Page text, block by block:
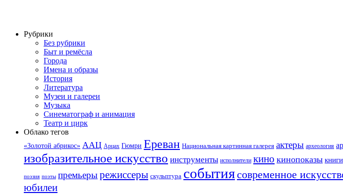
Рубрики
Без рубрики
Быт и ремёсла
Города
Имена и образы
История
Литература
Музеи и галереи
Музыка
Синематограф и анимация
Театр и цирк
Облако тегов
«Золотой абрикос» ААЦ Арцах Гюмри Ереван Национальная картинная галерея актеры археология
изобразительное искусство инструменты исполнители кино кинопоказы книги
поэзия поэты премьерырежиссеры скульптура событиясовременное
юбилеи